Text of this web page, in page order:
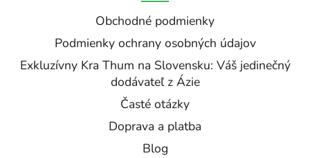
Obchodné podmienky
Podmienky ochrany osobných údajov
Exkluzívny Kra Thum na Slovensku: Váš jedinečný
dodávateľ z Ázie
Časté otázky
Doprava a platba
Blog